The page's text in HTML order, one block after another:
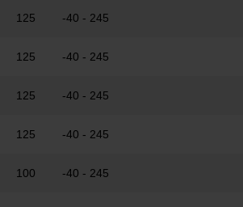
125 -40 - 245
125 -40 - 245
125 -40 - 245
125 -40 - 245
100 -40 - 245